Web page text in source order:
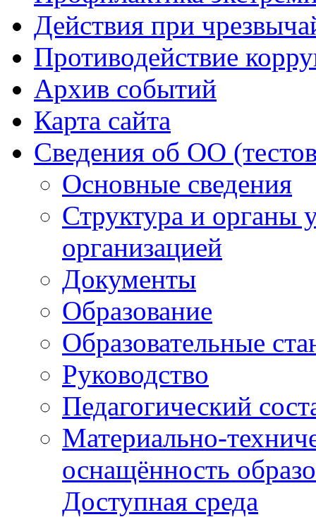
Действия при
Противодействие
Архив событий
Карта сайта
Сведения об ОО
Основные сведения
Структура и органы
организацией
Документы
Образование
Образовательные
Руководство
Педагогический
Материально-
оснащённость
Доступная среда